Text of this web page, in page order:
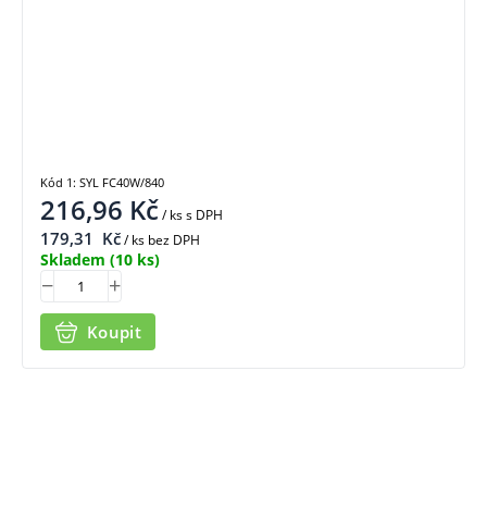
216,96 Kč/ kss DPH
179,31 Kč/ ks bez DPH
Skladem (10 ks)
Koupit
Kód 1: SYL FC40W/840